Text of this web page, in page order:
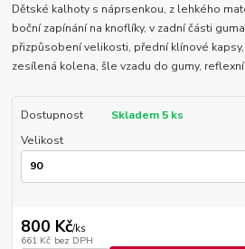
Dětské kalhoty s náprsenkou, z lehkého
boční zapínání na knoflíky, v zadní části
přizpůsobení velikosti, přední klínové
zesílená kolena, šle vzadu do gumy,
Dostupnost
Skladem 5 ks
Velikost
800 Kč/ks
661 Kč bez DPH